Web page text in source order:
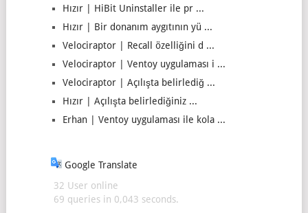
Hızır | HiBit Uninstaller ile pr ...
Hızır | Bir donanım aygıtının yü ...
Velociraptor | Recall özelliğini d ...
Velociraptor | Ventoy uygulaması i ...
Velociraptor | Açılışta belirlediğ ...
Hızır | Açılışta belirlediğiniz ...
Erhan | Ventoy uygulaması ile kola ...
Google Translate
32 User online
69 queries in 0,043 seconds.